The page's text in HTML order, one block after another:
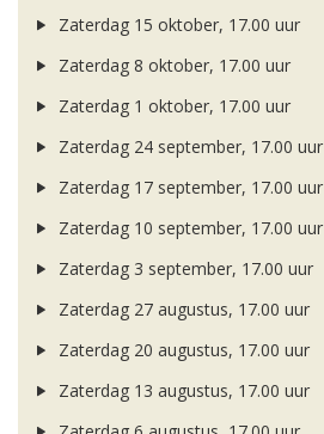
Zaterdag 15 oktober, 17.00 uur
Zaterdag 8 oktober, 17.00 uur
Zaterdag 1 oktober, 17.00 uur
Zaterdag 24 september, 17.00 uur
Zaterdag 17 september, 17.00 uur
Zaterdag 10 september, 17.00 uur
Zaterdag 3 september, 17.00 uur
Zaterdag 27 augustus, 17.00 uur
Zaterdag 20 augustus, 17.00 uur
Zaterdag 13 augustus, 17.00 uur